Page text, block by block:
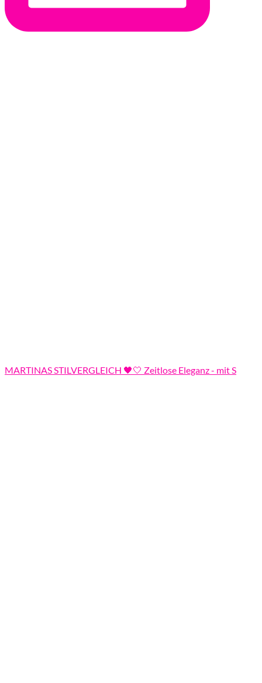
MARTINAS STILVERGLEICH 🖤🤍 Zeitlose Eleganz - mit S